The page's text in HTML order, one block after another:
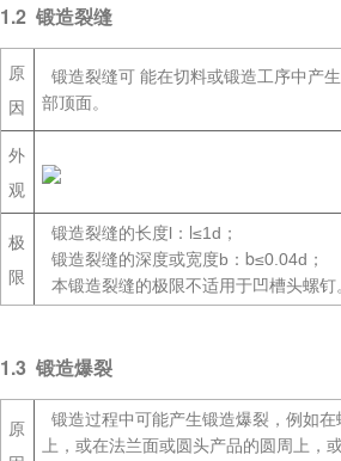
1.2 锻造裂缝
原
因
锻造裂缝可 能在切料或锻造工序中产
部顶面。
外
观
极
限
锻造裂缝的长度l： l≤1d；
锻造裂缝的深度或宽度b： b≤0.04d；
本锻造裂缝的极限不适用于凹槽头螺钉
1.3 锻造爆裂
原
锻造过程中可能产生锻造爆裂，例如
上，或在法兰面或圆头产品的圆周上，